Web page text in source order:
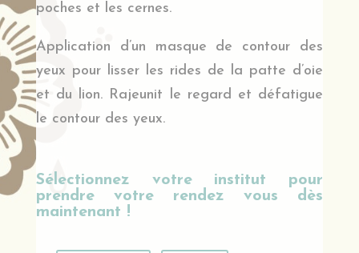
poches et les cernes.
Application d’un masque de contour des
yeux pour lisser les rides de la patte d’oie
et du lion. Rajeunit le regard et défatigue
le contour des yeux.
Sélectionnez votre institut pour
prendre votre rendez vous dès
maintenant !